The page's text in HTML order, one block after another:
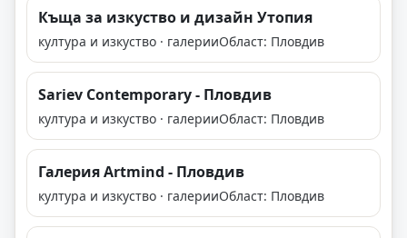
Къща за изкуство и дизайн Утопия
култура и изкуство · галерииОбласт: Пловдив
Sariev Contemporary - Пловдив
култура и изкуство · галерииОбласт: Пловдив
Галерия Artmind - Пловдив
култура и изкуство · галерииОбласт: Пловдив